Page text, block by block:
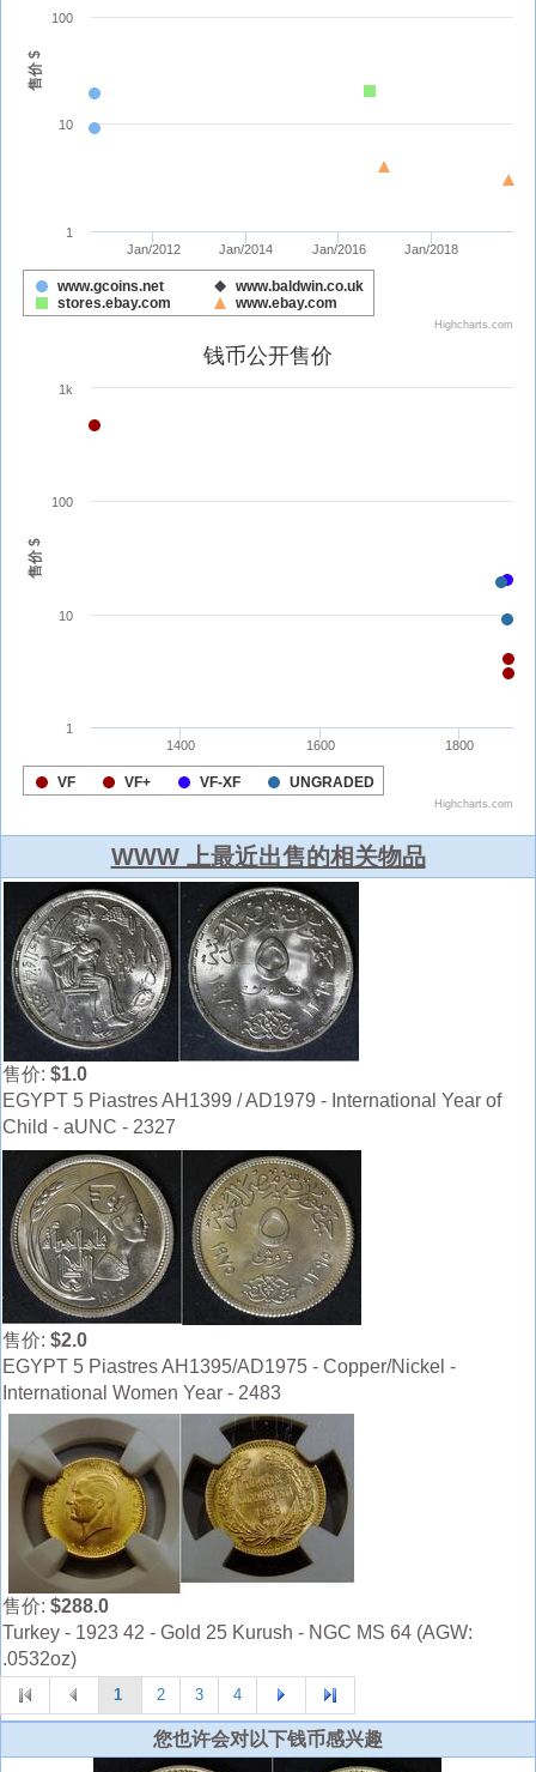
WWW 上最近出售的相关物品
售价: $1.0
EGYPT 5 Piastres AH1399 / AD1979 - International Year of
Child - aUNC - 2327
售价: $2.0
EGYPT 5 Piastres AH1395/AD1975 - Copper/Nickel -
International Women Year - 2483
售价: $288.0
Turkey - 1923 42 - Gold 25 Kurush - NGC MS 64 (AGW:
.0532oz)
1 2 3 4
您也许会对以下钱币感兴趣